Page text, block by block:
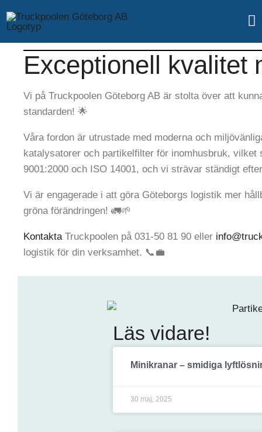
Exceptionell kvalitet
Vi på Truckpoolen Göteborg AB är stolta över att
standarden! 🌟
Våra fordon är utrustade med moderna och
katalysatorer och partikelfilter för inomhusbruk,
9001:2000 och ISO 14001, och vi strävar ständigt
Vi är engagerade i att göra Göteborgs logistik mer
gröna förändringen! 🚛🌱
KontaktaTruckpoolen på 031-50 81 90 eller
logistik för din verksamhet. 📞💼
Läs vidare!
Minikranar – smidiga
30 maj, 2025